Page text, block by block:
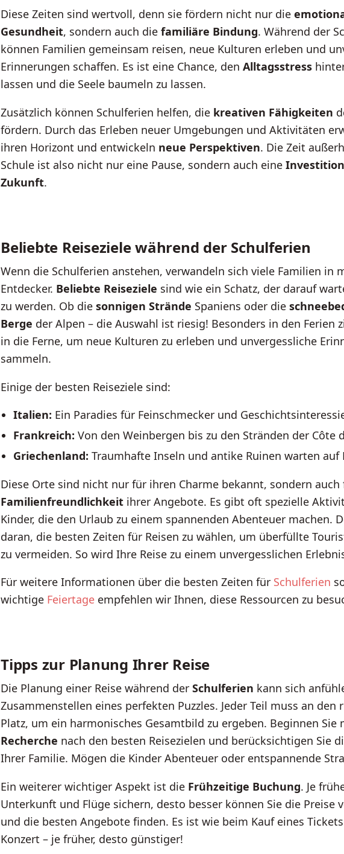
Diese Zeiten sind wertvoll, denn sie fördern nicht nur die
Gesundheit, sondern auch die familiäre Bindung. Während der
können Familien gemeinsam reisen, neue Kulturen erleben und
Erinnerungen schaffen. Es ist eine Chance, den Alltagsstress
lassen und die Seele baumeln zu lassen.
Zusätzlich können Schulferien helfen, die kreativen Fähigkeiten
fördern. Durch das Erleben neuer Umgebungen und Aktivitäten
ihren Horizont und entwickeln neue Perspektiven. Die Zeit
Schule ist also nicht nur eine Pause, sondern auch eine
Zukunft.
Beliebte Reiseziele während der Schulferien
Wenn die Schulferien anstehen, verwandeln sich viele Familien in
Entdecker. Beliebte Reiseziele sind wie ein Schatz, der darauf
zu werden. Ob die sonnigen Strände Spaniens oder die
Berge der Alpen – die Auswahl ist riesig! Besonders in den Ferien
in die Ferne, um neue Kulturen zu erleben und unvergessliche
sammeln.
Einige der besten Reiseziele sind:
Italien: Ein Paradies für Feinschmecker und
Frankreich: Von den Weinbergen bis zu den Stränden der Côte
Griechenland: Traumhafte Inseln und antike Ruinen warten auf
Diese Orte sind nicht nur für ihren Charme bekannt, sondern auch
Familienfreundlichkeit ihrer Angebote. Es gibt oft spezielle
Kinder, die den Urlaub zu einem spannenden Abenteuer machen.
daran, die besten Zeiten für Reisen zu wählen, um überfüllte
zu vermeiden. So wird Ihre Reise zu einem unvergesslichen
Für weitere Informationen über die besten Zeiten für Schulferien
wichtige Feiertage empfehlen wir Ihnen, diese Ressourcen zu
Tipps zur Planung Ihrer Reise
Die Planung einer Reise während der Schulferien kann sich
Zusammenstellen eines perfekten Puzzles. Jeder Teil muss an den
Platz, um ein harmonisches Gesamtbild zu ergeben. Beginnen Sie
Recherche nach den besten Reisezielen und berücksichtigen Sie
Ihrer Familie. Mögen die Kinder Abenteuer oder entspannende
Ein weiterer wichtiger Aspekt ist die Frühzeitige Buchung. Je
Unterkunft und Flüge sichern, desto besser können Sie die Preise
und die besten Angebote finden. Es ist wie beim Kauf eines
Konzert – je früher, desto günstiger!